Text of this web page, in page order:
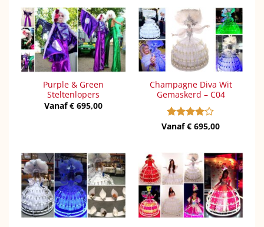
Purple & Green
Steltenlopers
Vanaf€ 695,00
Champagne Diva Wit
Gemaskerd – C04
Gewaardeerd
Vanaf€ 695,00